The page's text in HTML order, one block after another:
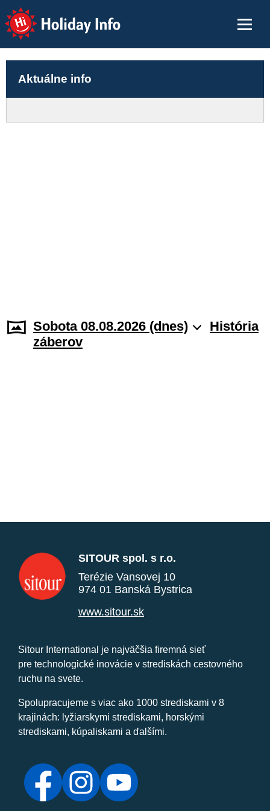
Holiday Info
Aktuálne info
Sobota 08.08.2026 (dnes)
História
záberov
SITOUR spol. s r.o.
Terézie Vansovej 10
974 01 Banská Bystrica
www.sitour.sk
Sitour International je najväčšia firemná sieť
pre technologické inovácie v strediskách cestovného
ruchu na svete.
Spolupracujeme s viac ako 1000 strediskami v 8
krajinách: lyžiarskymi strediskami, horskými
strediskami, kúpaliskami a ďalšími.